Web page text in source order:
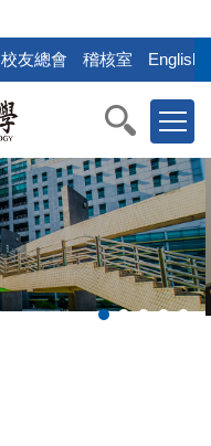
校友總會 稽核室 English